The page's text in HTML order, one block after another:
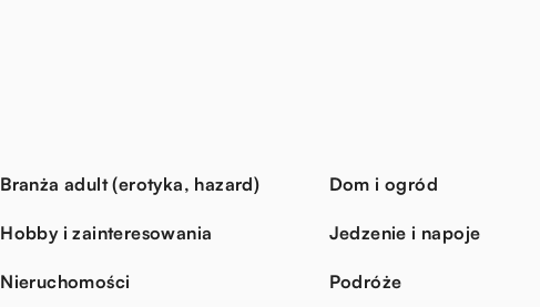
Branża adult (erotyka, hazard) Dom i ogród
Hobby i zainteresowania Jedzenie i napoje
Nieruchomości Podróże